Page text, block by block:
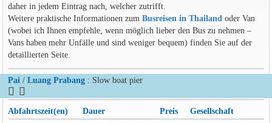
daher in jedem Eintrag nach, welcher zutrifft.
Weitere praktische Informationen zum Busreisen in Thailandoder Van
(wobei ich Ihnen empfehle, wenn möglich lieber den Bus zu nehmen –
Vans haben mehr Unfälle und sind weniger bequem) finden Sie auf der
detaillierten Seite.
Pai / Luang Prabang: Slow boat pier
Abfahrtszeit(en) Dauer Preis Gesellschaft